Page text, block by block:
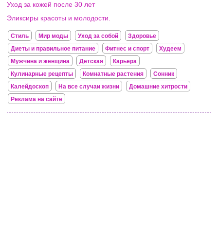
Уход за кожей после 30 лет
Эликсиры красоты и молодости.
Стиль Мир моды Уход за собой
Здоровье
Диеты и правильное питание
Фитнес и спорт
Худеем
Мужчина и женщина
Детская
Карьера
Кулинарные рецепты
Комнатные растения
Сонник
Калейдоскоп
На все случаи жизни
Домашние хитрости
Реклама на сайте